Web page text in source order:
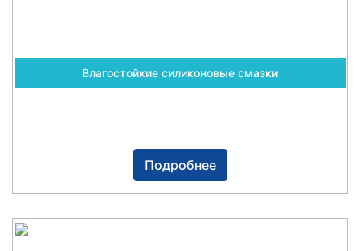
Влагостойкие силиконовые смазки
Подробнее